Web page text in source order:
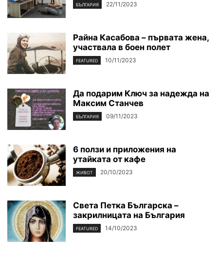
БЪЛГАРИЯ 22/11/2023
Райна Касабова – първата жена,
участвала в боен полет
FEATURED 10/11/2023
Да подарим Ключ за надежда на
Максим Станчев
БЪЛГАРИЯ 09/11/2023
6 ползи и приложения на
утайката от кафе
ЖИВОТ 20/10/2023
Света Петка Българска –
закрилницата на България
FEATURED 14/10/2023